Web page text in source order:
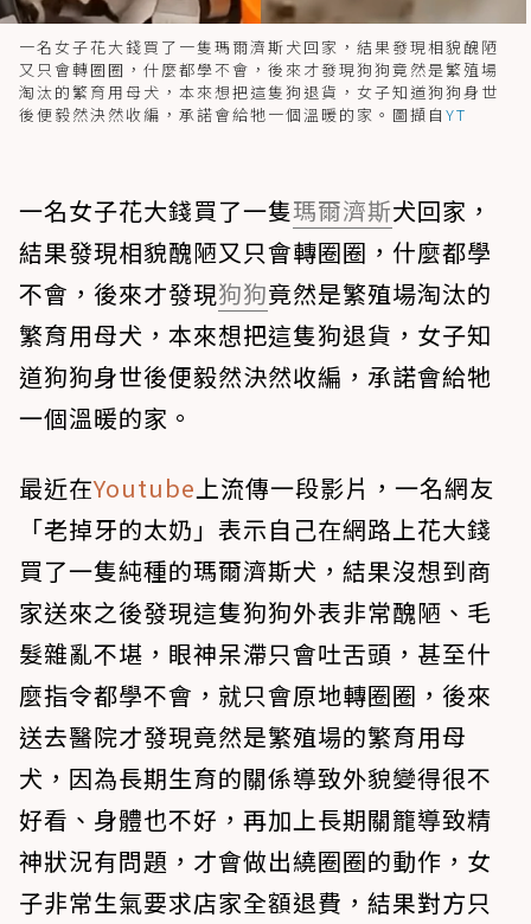
一名女子花大錢買了一隻瑪爾濟斯犬回家，結果發現相貌醜陋
又只會轉圈圈，什麼都學不會，後來才發現狗狗竟然是繁殖場
淘汰的繁育用母犬，本來想把這隻狗退貨，女子知道狗狗身世
後便毅然決然收編，承諾會給牠一個溫暖的家。圖擷自 YT
一名女子花大錢買了一隻瑪爾濟斯犬回家，
結果發現相貌醜陋又只會轉圈圈，什麼都學
不會，後來才發現狗狗竟然是繁殖場淘汰的
繁育用母犬，本來想把這隻狗退貨，女子知
道狗狗身世後便毅然決然收編，承諾會給牠
一個溫暖的家。
最近在Youtube 上流傳一段影片，一名網友
「老掉牙的太奶」表示自己在網路上花大錢
買了一隻純種的瑪爾濟斯犬，結果沒想到商
家送來之後發現這隻狗狗外表非常醜陋、毛
髮雜亂不堪，眼神呆滯只會吐舌頭，甚至什
麼指令都學不會，就只會原地轉圈圈，後來
送去醫院才發現竟然是繁殖場的繁育用母
犬，因為長期生育的關係導致外貌變得很不
好看、身體也不好，再加上長期關籠導致精
神狀況有問題，才會做出繞圈圈的動作，女
子非常生氣要求店家全額退費，結果對方只